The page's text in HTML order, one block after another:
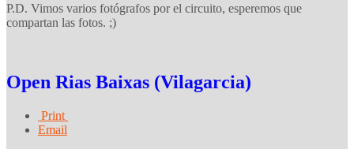
P.D. Vimos varios fotógrafos por el circuito, esperemos que
compartan las fotos. ;)
Open Rias Baixas (Vilagarcia)
Print
Email